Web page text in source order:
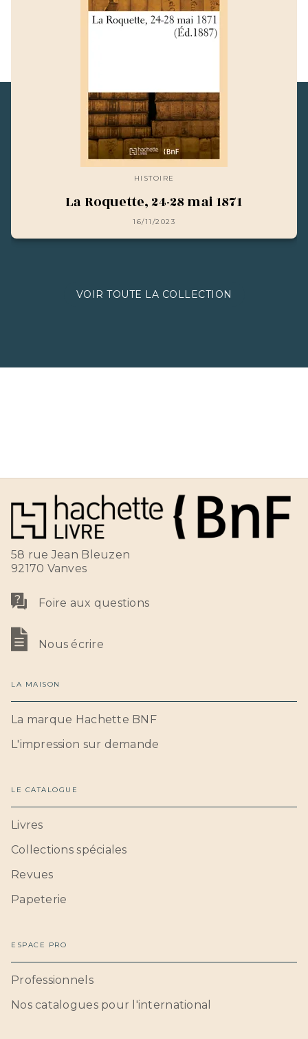
HISTOIRE
La Roquette, 24-28 mai 1871
16/11/2023
VOIR TOUTE LA COLLECTION
58 rue Jean Bleuzen
92170 Vanves
Foire aux questions
Nous écrire
LA MAISON
La marque Hachette BNF
L'impression sur demande
LE CATALOGUE
Livres
Collections spéciales
Revues
Papeterie
ESPACE PRO
Professionnels
Nos catalogues pour l'international